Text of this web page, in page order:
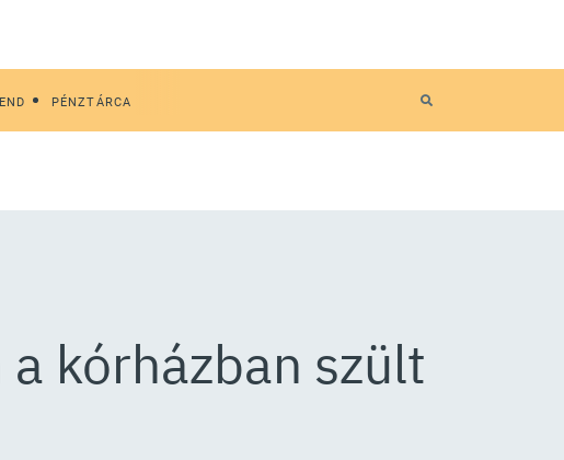
PÉNZTÁRCA
kórházban szült